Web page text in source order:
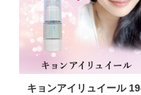
す◎。
やっぱりいい!
2024/03/08 投稿者
★★★★★
キョンアイリュイール